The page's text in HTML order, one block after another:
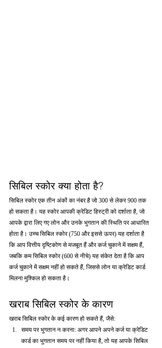
सिबिल स्कोर क्या होता है?
सिबिल स्कोर एक तीन अंकों का नंबर है जो 300 से लेकर 900 तक
हो सकता है। यह स्कोर आपकी क्रेडिट हिस्ट्री को दर्शाता है, जो
आपके द्वारा लिए गए लोन और उनके भुगतान की स्थिति पर आधारित
होता है। उच्च सिबिल स्कोर (750 और इससे ऊपर) यह दर्शाता है
कि आप वित्तीय दृष्टिकोण से मजबूत हैं और कर्ज चुकाने में सक्षम हैं,
जबकि कम सिबिल स्कोर (600 से नीचे) यह संकेत देता है कि आप
कर्ज चुकाने में सक्षम नहीं हो सकते हैं, जिससे लोन या क्रेडिट कार्ड
मिलना मुश्किल हो सकता है।
खराब सिबिल स्कोर के कारण
खराब सिबिल स्कोर के कई कारण हो सकते हैं, जैसे:
समय पर भुगतान न करना: अगर आपने अपने कर्ज या क्रेडिट
कार्ड का भुगतान समय पर नहीं किया है, तो यह आपके सिबिल